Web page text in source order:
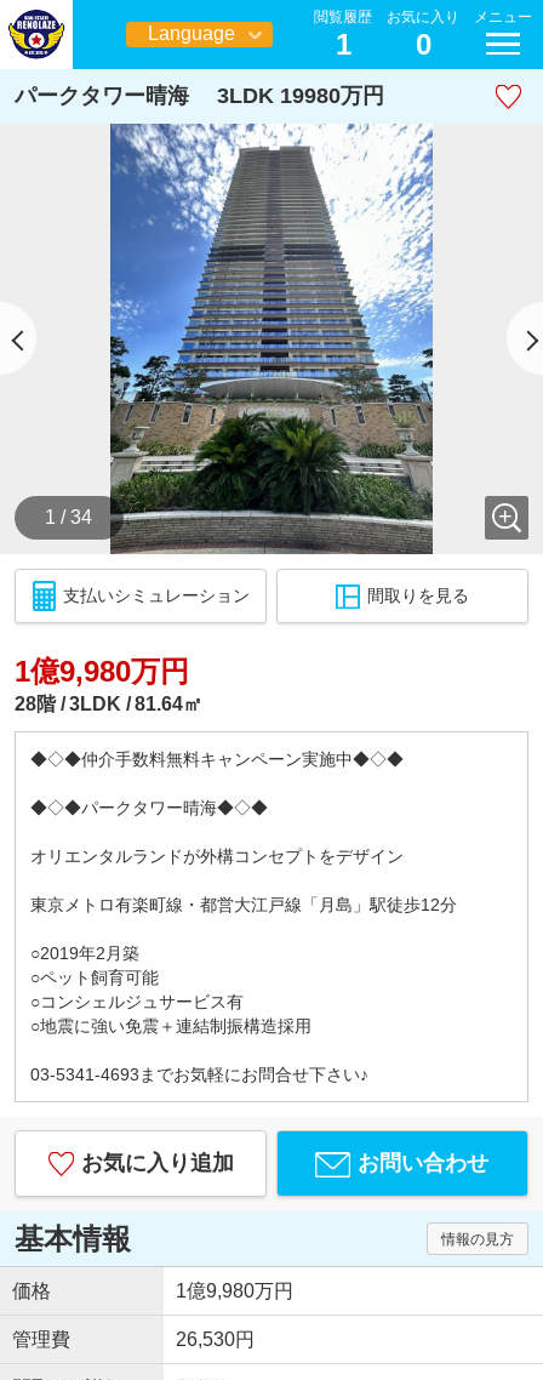
Language
日本語
閲覧履歴
1
お気に入り
0
メニュー
パークタワー晴海 3LDK 19980万円
1 / 34
支払いシミュレーション 間取りを見る
1億9,980万円
28階 3LDK 81.64㎡
◆◇◆仲介手数料無料キャンペーン実施中◆◇◆
◆◇◆パークタワー晴海◆◇◆
オリエンタルランドが外構コンセプトをデザイン
東京メトロ有楽町線・都営大江戸線「月島」駅徒歩12分
○2019年2月築
○ペット飼育可能
○コンシェルジュサービス有
○地震に強い免震＋連結制振構造採用
03-5341-4693までお気軽にお問合せ下さい♪
お気に入り追加 お問い合わせ
基本情報 情報の見方
価格 1億9,980万円
管理費 26,530円